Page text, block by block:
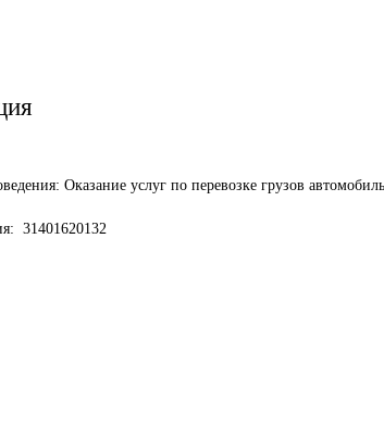
Оказание услуг по перевозке грузов
31401620132